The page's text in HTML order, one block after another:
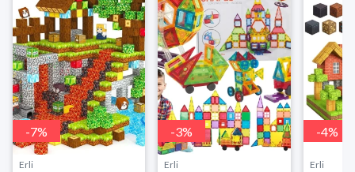
-7%
Erli
-3%
Erli
-4%
Erli